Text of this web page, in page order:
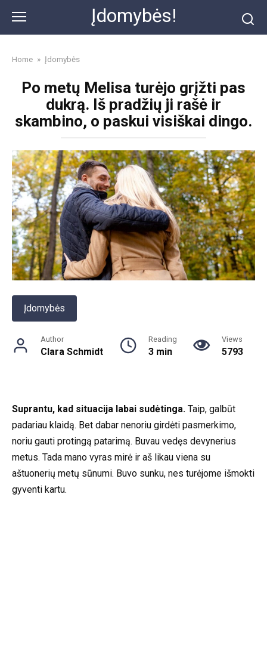
content
Įdomybės!
Home » Įdomybės
Po metų Melisa turėjo grįžti pas
dukrą. Iš pradžių ji rašė ir
skambino, o paskui visiškai dingo.
Įdomybės
Author
Clara Schmidt
Reading
3 min
Views
5793
Suprantu, kad situacija labai sudėtinga. Taip, galbūt
padariau klaidą. Bet dabar nenoriu girdėti pasmerkimo,
noriu gauti protingą patarimą. Buvau vedęs devynerius
metus. Tada mano vyras mirė ir aš likau viena su
aštuonerių metų sūnumi. Buvo sunku, nes turėjome išmokti
gyventi kartu.